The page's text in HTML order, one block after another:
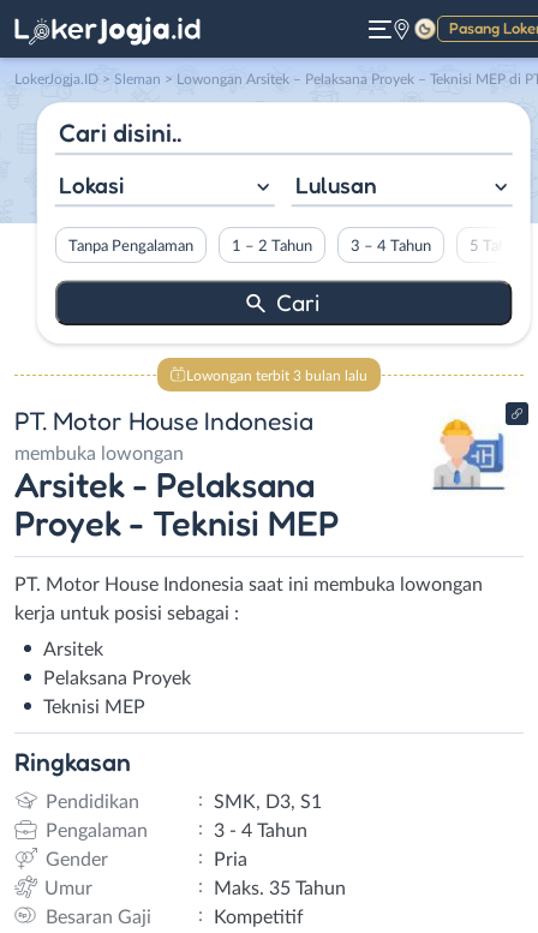
Pasang
Gelap
LokerJogja.ID > Sleman > Lowongan Arsitek – Pelaksana Proyek – Teknisi MEP di PT. Motor House
Lokasi Lulusan
Tanpa Pengalaman 1 – 2 Tahun 3 – 4 Tahun 5 Tahun
Lowongan terbit 3 bulan lalu
PT. Motor House Indonesia
membuka lowongan
Arsitek - Pelaksana
Proyek - Teknisi MEP
PT. Motor House Indonesia saat ini membuka lowongan
kerja untuk posisi sebagai :
Arsitek
Pelaksana Proyek
Teknisi MEP
Ringkasan
Pendidikan :
SMK, D3, S1
Pengalaman
:
3 - 4 Tahun
Gender
:
Pria
Umur
:
Maks. 35 Tahun
Besaran Gaji
:
Kompetitif